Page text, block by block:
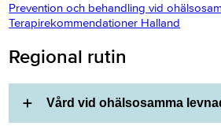
Prevention och behandling vid
Terapirekommendationer Halland
Regional rutin
Vård vid ohälsosamma